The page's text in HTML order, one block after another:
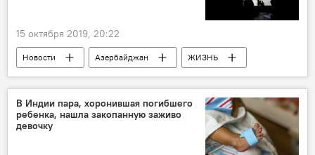
15 октября 2019, 20:22
Новости Азербайджан ЖИЗНЬ
В Индии пара, хоронившая погибшего
ребенка, нашла закопанную заживо
девочку